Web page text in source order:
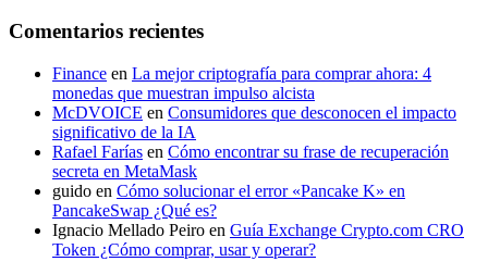
Comentarios recientes
Finance en La mejor criptografía para comprar ahora: 4
monedas que muestran impulso alcista
McDVOICE en Consumidores que desconocen el impacto
significativo de la IA
Rafael Farías en Cómo encontrar su frase de recuperación
secreta en MetaMask
guido en Cómo solucionar el error «Pancake K» en
PancakeSwap ¿Qué es?
Ignacio Mellado Peiro en Guía Exchange Crypto.com CRO
Token ¿Cómo comprar, usar y operar?